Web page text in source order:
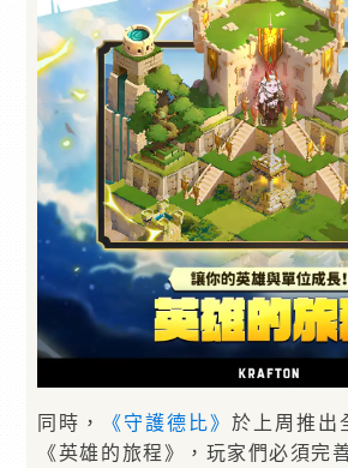
同時， 《守護德比》 於上周推出
《英雄的旅程》，玩家們必須完